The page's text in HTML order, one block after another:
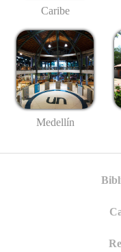
Caribe
Medellín